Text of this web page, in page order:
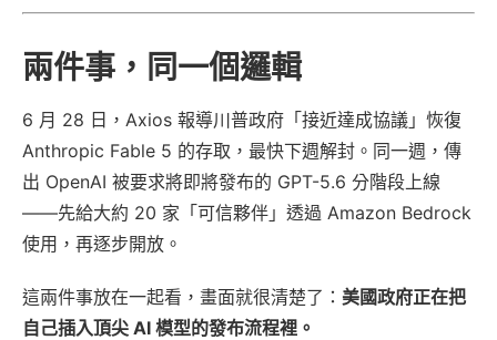
兩件事，同一個邏輯
6 月 28 日，Axios 報導川普政府「接近達成協議」恢復
Anthropic Fable 5 的存取，最快下週解封。同一週，傳
出 OpenAI 被要求將即將發布的 GPT-5.6 分階段上線
——先給大約 20 家「可信夥伴」透過 Amazon Bedrock
使用，再逐步開放。
這兩件事放在一起看，畫面就很清楚了： 美國政府正在把
自己插入頂尖 AI 模型的發布流程裡。